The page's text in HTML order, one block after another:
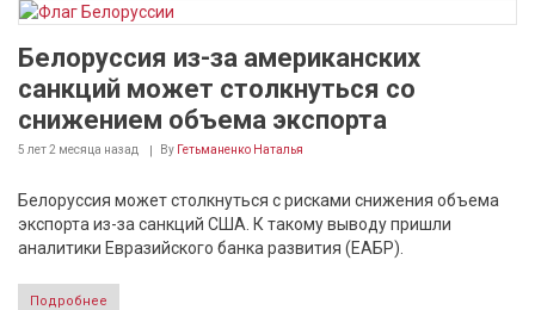
Белоруссия из-за американских
санкций может столкнуться со
снижением объема экспорта
5 лет 2 месяца назад By Гетьманенко Наталья
Белоруссия может столкнуться с рисками снижения объема
экспорта из-за санкций США. К такому выводу пришли
аналитики Евразийского банка развития (ЕАБР).
Подробнее